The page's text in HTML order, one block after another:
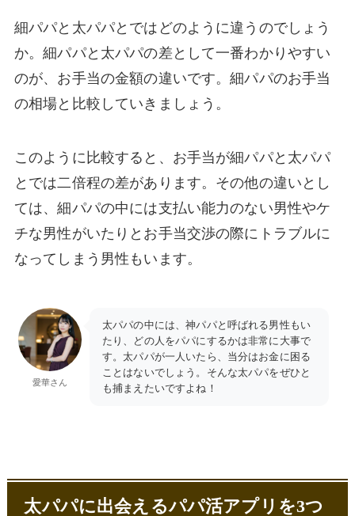
細パパと太パパとではどのように違うのでしょう
か。細パパと太パパの差として一番わかりやすい
のが、お手当の金額の違いです。細パパのお手当
の相場と比較していきましょう。
このように比較すると、お手当が細パパと太パパ
とでは二倍程の差があります。その他の違いとし
ては、細パパの中には支払い能力のない男性やケ
チな男性がいたりとお手当交渉の際にトラブルに
なってしまう男性もいます。
愛華さん
太パパの中には、神パパと呼ばれる男性もい
たり、どの人をパパにするかは非常に大事で
す。太パパが一人いたら、当分はお金に困る
ことはないでしょう。そんな太パパをぜひと
も捕まえたいですよね！
太パパに出会えるパパ活アプリを3つ